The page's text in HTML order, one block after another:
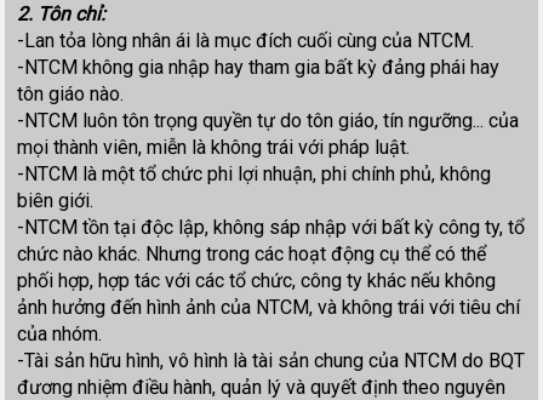
2. Tôn chỉ:
-Lan tỏa lòng nhân ái là mục đích cuối cùng của NTCM.
-NTCM không gia nhập hay tham gia bất kỳ đảng phái hay
tôn giáo nào.
-NTCM luôn tôn trọng quyền tự do tôn giáo, tín ngưỡng... của
mọi thành viên, miễn là không trái với pháp luật.
-NTCM là một tổ chức phi lợi nhuận, phi chính phủ, không
biên giới.
-NTCM tồn tại độc lập, không sáp nhập với bất kỳ công ty, tổ
chức nào khác. Nhưng trong các hoạt động cụ thể có thể
phối hợp, hợp tác với các tổ chức, công ty khác nếu không
ảnh hưởng đến hình ảnh của NTCM, và không trái với tiêu chí
của nhóm.
-Tài sản hữu hình, vô hình là tài sản chung của NTCM do BQT
đương nhiệm điều hành, quản lý và quyết định theo nguyên